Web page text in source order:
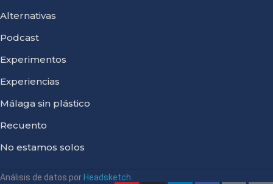
Alternativas
Podcast
Experimentos
Experiencias
Málaga sin plástico
Recuento
No estamos solos
Análisis de datos por Headsketch